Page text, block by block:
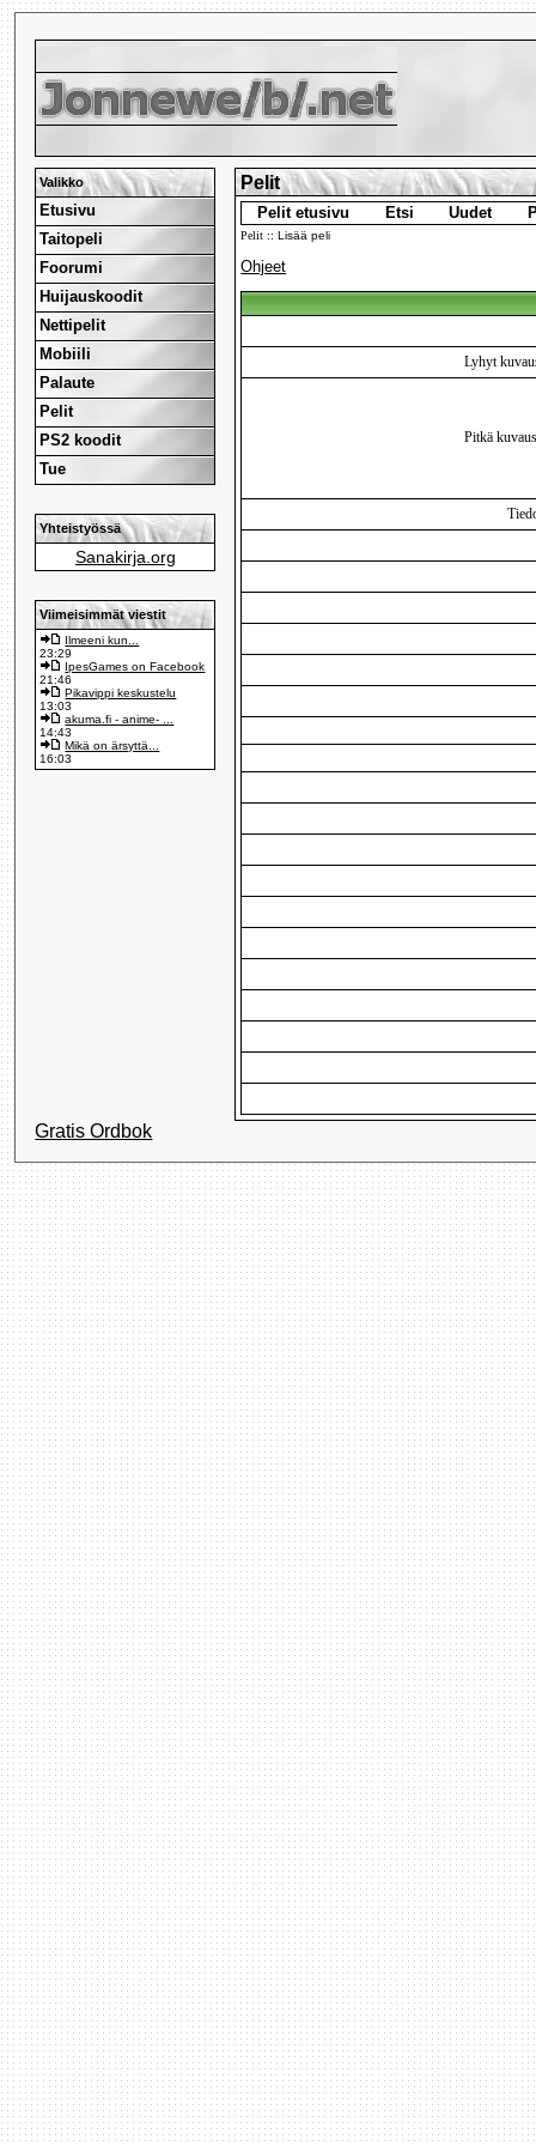
Valikko
Etusivu
Taitopeli
Foorumi
Huijauskoodit
Nettipelit
Mobiili
Palaute
Pelit
PS2 koodit
Tue
Yhteistyössä
Sanakirja.org
Viimeisimmät viestit
Ilmeeni kun...
23:29
IpesGames on Facebook
21:46
Pikavippi keskustelu
13:03
akuma.fi - anime- ...
14:43
Mikä on ärsyttä...
16:03
Pelit
Pelit etusivu Etsi Uudet
Pelit :: Lisää peli
Ohjeet
Lyhyt
Pitkä
Gratis Ordbok